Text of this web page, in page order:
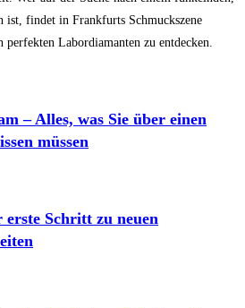
ist, findet in Frankfurts Schmuckszene
Labordiamanten zu entdecken.
– Alles, was Sie über einen
müssen
erste Schritt zu neuen